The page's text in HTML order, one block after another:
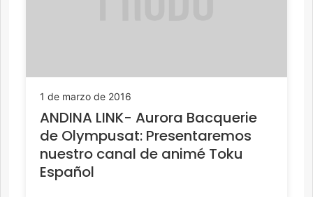
1 de marzo de 2016
ANDINA LINK- Aurora Bacquerie
de Olympusat: Presentaremos
nuestro canal de animé Toku
Español